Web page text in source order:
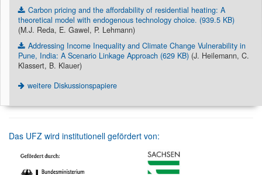
Carbon pricing and the affordability of residential heating: A
theoretical model with endogenous technology choice. (939.5 KB)
(M.J. Reda, E. Gawel, P. Lehmann)
Addressing Income Inequality and Climate Change Vulnerability in
Pune, India: A Scenario Linkage Approach (629 KB) (J. Heilemann, C.
Klassert, B. Klauer)
weitere Diskussionspapiere
Das UFZ wird institutionell gefördert von: